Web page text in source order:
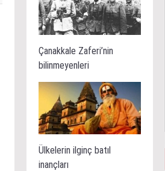
Çanakkale Zaferi’nin
bilinmeyenleri
Ülkelerin ilginç batıl
inançları